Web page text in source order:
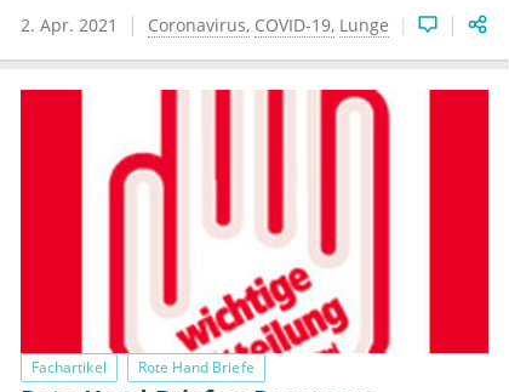
2. Apr. 2021 Coronavirus COVID-19 Lunge
Fachartikel Rote Hand Briefe